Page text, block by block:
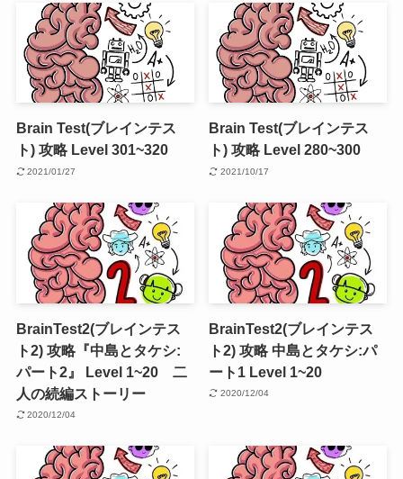
Brain Test(ブレインテス
ト) 攻略 Level 301~320
2021/01/27
Brain Test(ブレインテス
ト) 攻略 Level 280~300
2021/10/17
BrainTest2(ブレインテス
ト2) 攻略『中島とタケシ:
パート2』 Level 1~20 二
人の続編ストーリー
2020/12/04
BrainTest2(ブレインテス
ト2) 攻略 中島とタケシ:パ
ート1 Level 1~20
2020/12/04